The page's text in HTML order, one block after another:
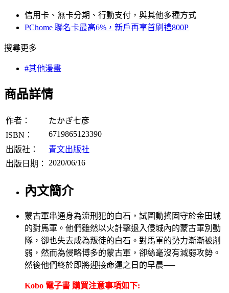
信用卡、無卡分期、行動支付，與其他多種方式
PChome 聯名卡最高6%，新戶再享首刷禮800P
搜尋更多
#其他漫畫
商品詳情
作者：
たかぎ七彦
ISBN：
6719865123390
出版社：
青文出版社
出版日期：
2020/06/16
內文簡介
蒙古軍串通身為流刑犯的白石，試圖動搖固守於金田城
的對馬軍。他們雖然以火計擊退入侵城內的蒙古軍別動
隊，卻也失去成為叛徒的白石。對馬軍的勢力漸漸被削
弱，然而為侵略博多的蒙古軍，卻絲毫沒有減弱攻勢。
然後他們終於即將迎接命運之日的早晨──
Kobo 電子書 購買注意事項如下: